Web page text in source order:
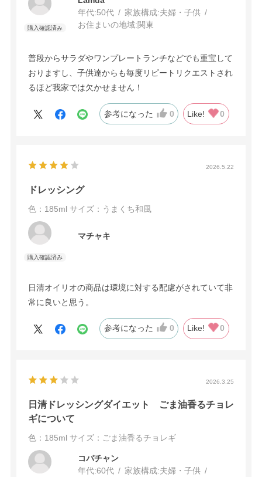
年代:50代 家族構成:夫婦・子供
お住まいの地域:関東
普段からサラダやワンプレートランチなどでも重宝して
おりますし、子供達からも毎度リピートリクエストされ
るほど我家では欠かせません！
参考になった 0 Like! 0
2026.5.22
ドレッシング
色：185ml サイズ：うまくち和風
マチャキ
日清オイリオの商品は環境に対する配慮がされていて非
常に良いと思う。
参考になった 0 Like! 0
2026.3.25
日清ドレッシングダイエット ごま油香るチョレ
ギについて
色：185ml サイズ：ごま油香るチョレギ
コバチャン
年代:60代 家族構成:夫婦・子供